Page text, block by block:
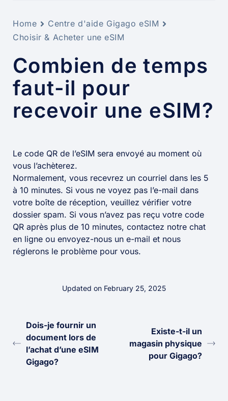
Home
Centre d'aide Gigago eSIM
Choisir & Acheter une eSIM
Combien de temps
faut-il pour
recevoir une eSIM?
Le code QR de l’eSIM sera envoyé au moment où
vous l’achèterez.
Normalement, vous recevrez un courriel dans les 5
à 10 minutes. Si vous ne voyez pas l’e-mail dans
votre boîte de réception, veuillez vérifier votre
dossier spam. Si vous n’avez pas reçu votre code
QR après plus de 10 minutes, contactez notre chat
en ligne ou envoyez-nous un e-mail et nous
réglerons le problème pour vous.
Updated on February 25, 2025
Dois-je fournir un
document lors de
l’achat d’une eSIM
Gigago?
Existe-t-il un
magasin physique
pour Gigago?